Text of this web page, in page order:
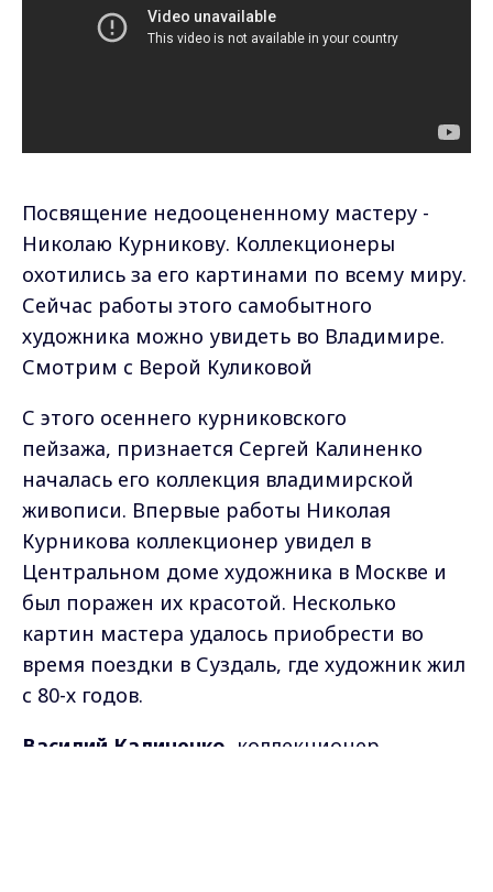
Посвящение недооцененному мастеру -
Николаю Курникову. Коллекционеры
охотились за его картинами по всему миру.
Сейчас работы этого самобытного
художника можно увидеть во Владимире.
Смотрим с Верой Куликовой
С этого осеннего курниковского
пейзажа, признается Сергей Калиненко
началась его коллекция владимирской
живописи. Впервые работы Николая
Курникова коллекционер увидел в
Центральном доме художника в Москве и
был поражен их красотой. Несколько
картин мастера удалось приобрести во
время поездки в Суздаль, где художник жил
с 80-х годов.
Василий Калиненко , коллекционер